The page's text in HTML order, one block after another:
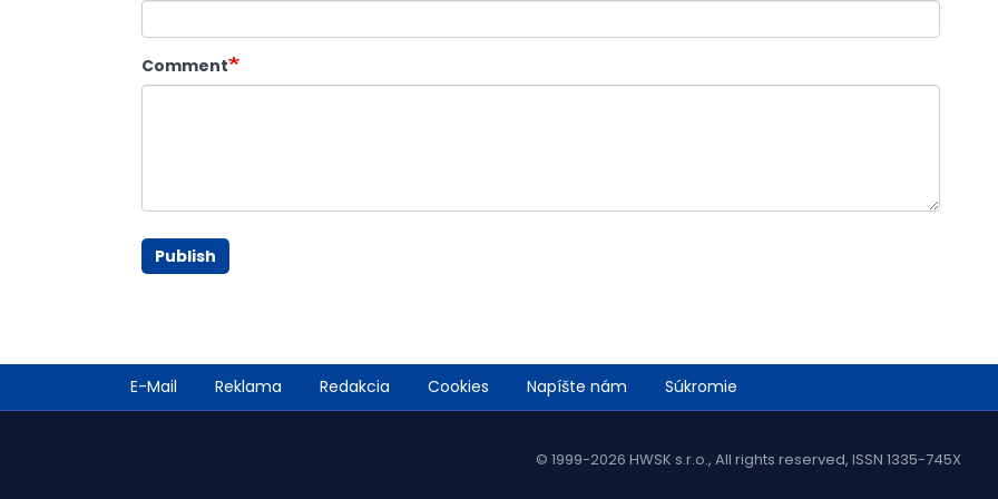
Comment
Publish
Footer
menu
E-Mail Reklama Redakcia Cookies Napíšte nám Súkromie
© 1999-2026 HWSK s.r.o., All rights reserved, ISSN 1335-745X